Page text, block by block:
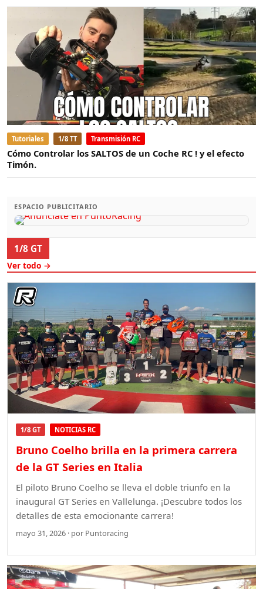
Tutoriales 1/8 TT Transmisión RC
Cómo Controlar los SALTOS de un Coche RC ! y el efecto
Timón.
ESPACIO PUBLICITARIO
1/8 GT
Ver todo →
1/8 GT NOTICIAS RC
Bruno Coelho brilla en la primera carrera
de la GT Series en Italia
El piloto Bruno Coelho se lleva el doble triunfo en la
inaugural GT Series en Vallelunga. ¡Descubre todos los
detalles de esta emocionante carrera!
mayo 31, 2026 · por Puntoracing